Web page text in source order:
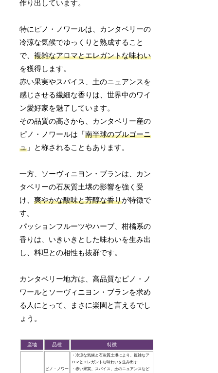
作り出しています。
特にピノ・ノワールは、カンタベリーの
冷涼な気候でゆっくりと熟成すること
で、複雑なアロマとエレガントな味わい
を獲得します。
赤い果実やスパイス、土のニュアンスを
感じさせる繊細な香りは、世界中のワイ
ン愛好家を魅了しています。
その品質の高さから、カンタベリー産の
ピノ・ノワールは「南半球のブルゴーニ
ュ 」と称されることもあります。
一方、ソーヴィニヨン・ブランは、カン
タベリーの石灰質土壌の影響を強く受
け、爽やかな酸味と芳醇な香りが特徴で
す。
パッションフルーツやハーブ、柑橘系の
香りは、いきいきとした味わいを生み出
し、料理との相性も抜群です。
カンタベリー地方は、高品質なピノ・ノ
ワールとソーヴィニヨン・ブランを求め
る人にとって、まさに楽園と言えるでし
ょう。
産地 品種 特徴
ピノ・ノワー
・冷涼な気候と石灰質土壌により、複雑なア
ロマとエレガントな味わいを生み出す
・赤い果実、スパイス、土のニュアンスなど